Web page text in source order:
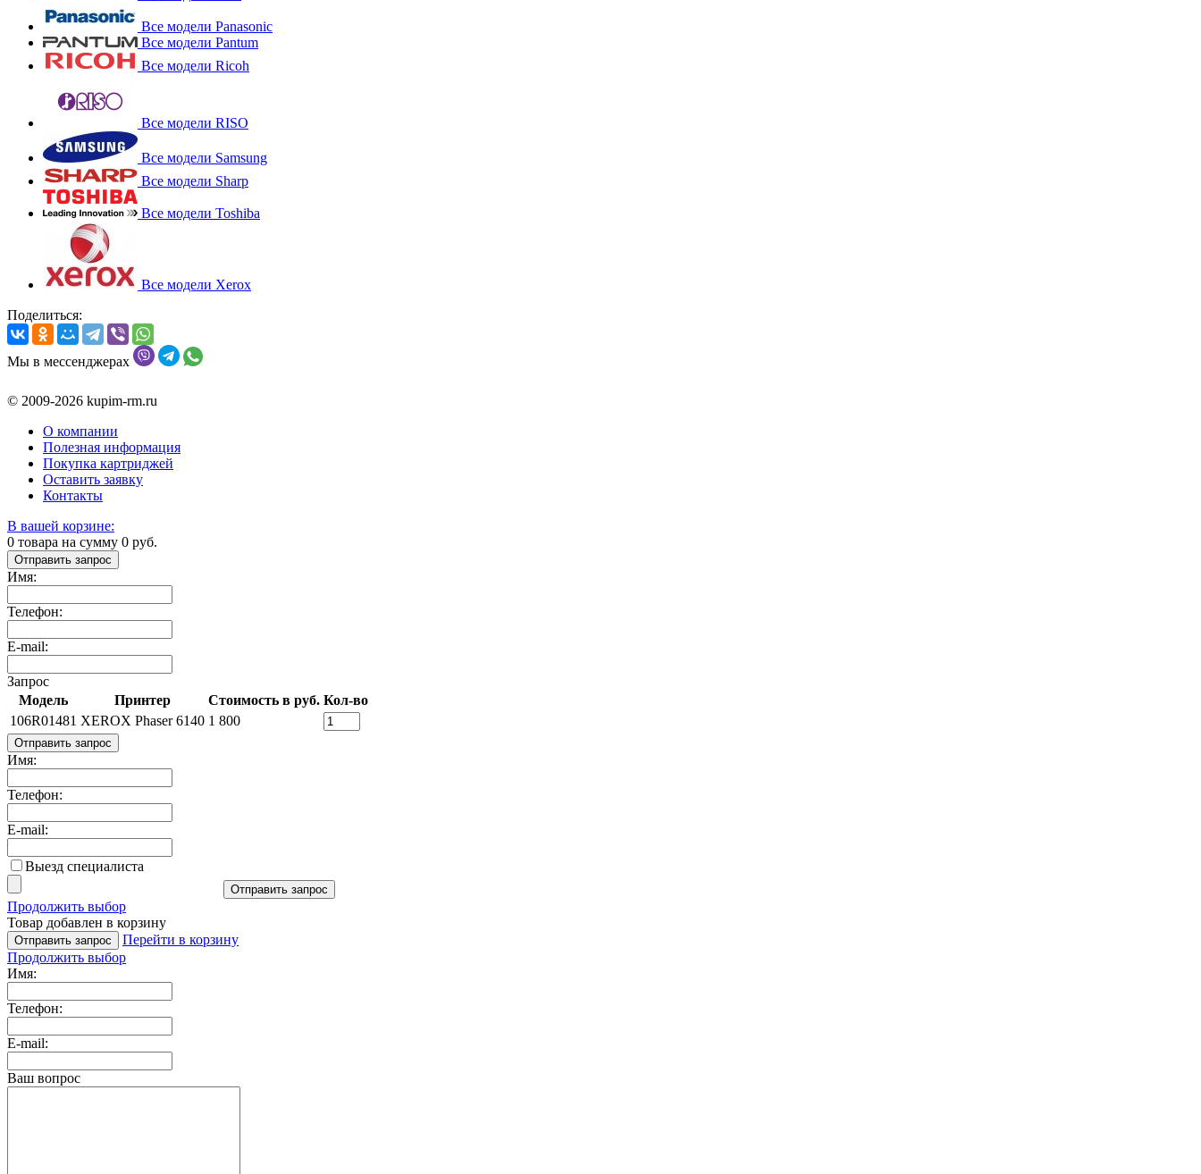
Все модели Panasonic
Все модели Pantum
Все модели Ricoh
Все модели RISO
Все модели Samsung
Все модели Sharp
Все модели Toshiba
Все модели Xerox
Поделиться:
Мы в мессенджерах
© 2009-2026 kupim-rm.ru
О компании
Полезная информация
Покупка картриджей
Оставить заявку
Контакты
В вашей корзине:
0 товара на сумму 0 руб.
Отправить запрос
Имя:
Телефон:
E-mail:
Запрос
Модель
Принтер Стоимость в руб. Кол-во
106R01481 XEROX Phaser 6140 1 800
Отправить запрос
Имя:
Телефон:
E-mail:
Выезд специалиста
Отправить запрос
Продолжить выбор
Товар добавлен в корзину
Отправить запрос
Перейти в корзину
Продолжить выбор
Имя:
Телефон:
E-mail:
Ваш вопрос